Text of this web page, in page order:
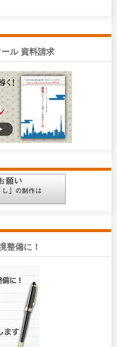
ル 資料請求
整備に！